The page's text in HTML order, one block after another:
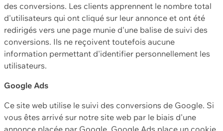
des conversions. Les clients apprennent le nombre total
d'utilisateurs qui ont cliqué sur leur annonce et ont été
redirigés vers une page munie d'une balise de suivi des
conversions. Ils ne reçoivent toutefois aucune
information permettant d'identifier personnellement les
utilisateurs.
Google Ads
Ce site web utilise le suivi des conversions de Google. Si
vous êtes arrivé sur notre site web par le biais d'une